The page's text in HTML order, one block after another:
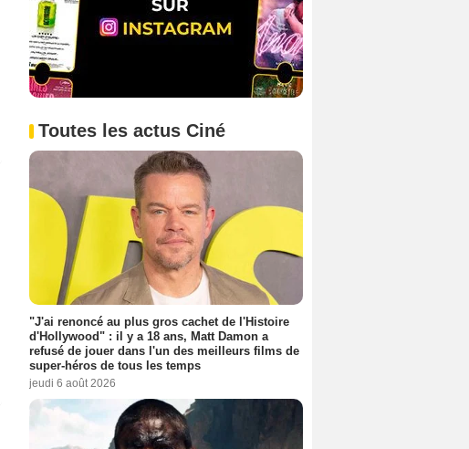
Toutes les actus Ciné
"J'ai renoncé au plus gros cachet de l'Histoire
d'Hollywood" : il y a 18 ans, Matt Damon a
refusé de jouer dans l'un des meilleurs films de
super-héros de tous les temps
jeudi 6 août 2026